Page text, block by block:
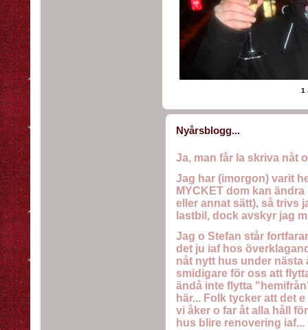
1
Nyårsblogg...
Ja, man får la skriva nåt
Jag har (imorgon) varit
MYCKET dom kan
eller annat sätt), så trivs
lastbil, dock avskyr jag
Jag o Stefan står
det ju iaf hos
nåt nytt hus under nästa
smidigare för oss att
ändå inte flytta
här... Folk tycker att det
vi åker o far åt alla håll
hus blire renovering